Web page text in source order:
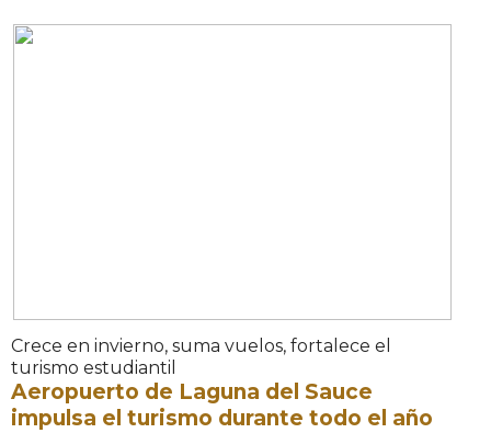
Crece en invierno, suma vuelos, fortalece el
turismo estudiantil
Aeropuerto de Laguna del Sauce
impulsa el turismo durante todo el año